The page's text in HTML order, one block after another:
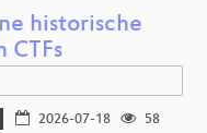
historische
CTFs
2026-07-18
58